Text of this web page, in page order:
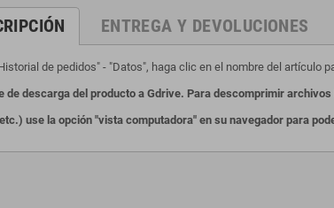
ENTREGA Y DEVOLUCIONES
de pedidos" - "Datos", haga clic en el nombre del artículo
de descarga del producto a Gdrive. Para descomprimir archivos
use la opción "vista computadora" en su navegador para